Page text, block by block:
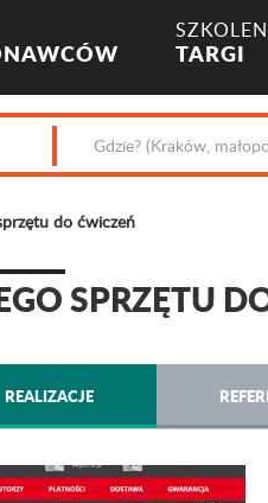
TARGI
do ćwiczeń
SPRZĘTU
REALIZACJE